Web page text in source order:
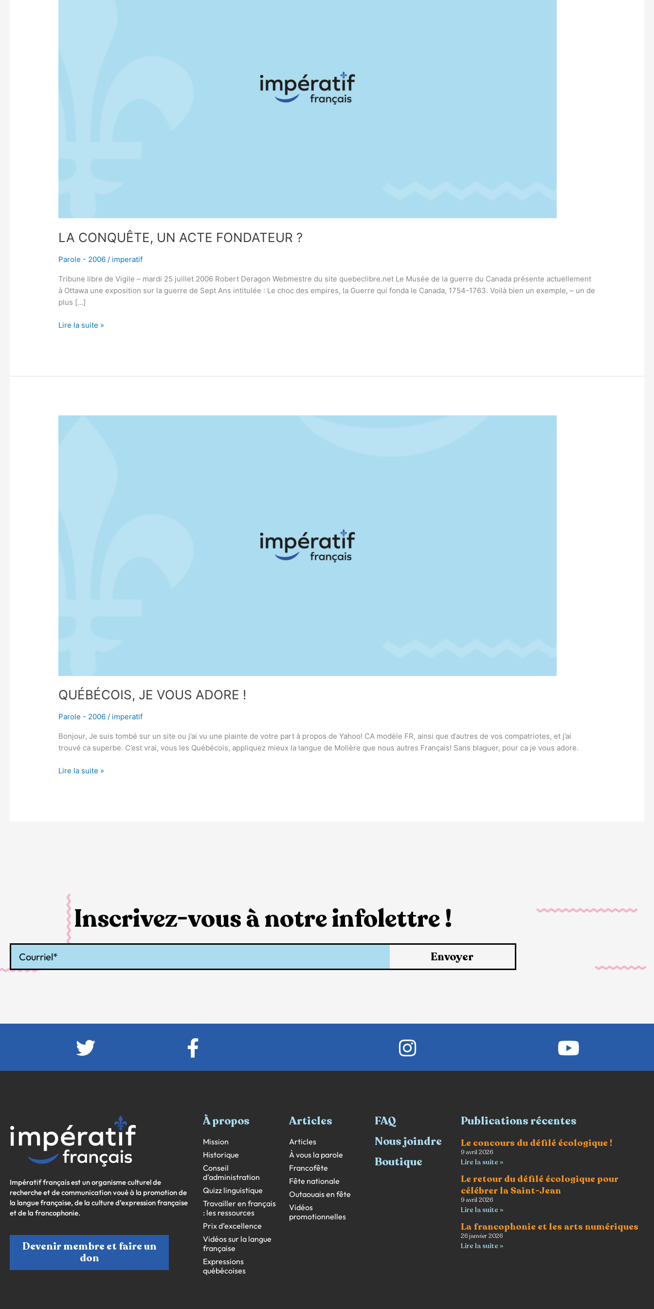
LA CONQUÊTE, UN ACTE FONDATEUR ?
Parole - 2006 / imperatif
Tribune libre de Vigile – mardi 25 juillet 2006 Robert Deragon Webmestre du site quebeclibre.net Le Musée de la guerre du Canada présente actuellement
à Ottawa une exposition sur la guerre de Sept Ans intitulée : Le choc des empires, la Guerre qui fonda le Canada, 1754-1763. Voilà bien un exemple, – un de
plus […]
Lire la suite »
QUÉBÉCOIS, JE VOUS ADORE !
Parole - 2006 / imperatif
Bonjour, Je suis tombé sur un site ou j’ai vu une plainte de votre part à propos de Yahoo! CA modèle FR, ainsi que d’autres de vos compatriotes, et j’ai
trouvé ca superbe. C’est vrai, vous les Québécois, appliquez mieux la langue de Molière que nous autres Français! Sans blaguer, pour ca je vous adore.
Lire la suite »
Inscrivez-vous à notre infolettre !
Envoyer
Impératif français est un organisme culturel de
recherche et de communication voué à la promotion de
la langue française, de la culture d’expression française
et de la francophonie.
Devenir membre et faire un
don
À propos
Mission
Historique
Conseil
d’administration
Quizz linguistique
Travailler en français
: les ressources
Prix d’excellence
Vidéos sur la langue
française
Expressions
québécoises
Articles
Articles
À vous la parole
Francofête
Fête nationale
Outaouais en fête
Vidéos
promotionnelles
FAQ
Nous joindre
Boutique
Publications récentes
Le concours du défilé écologique !
9 avril 2026
Lire la suite »
Le retour du défilé écologique pour
célébrer la Saint-Jean
9 avril 2026
Lire la suite »
La francophonie et les arts numériques
26 janvier 2026
Lire la suite »